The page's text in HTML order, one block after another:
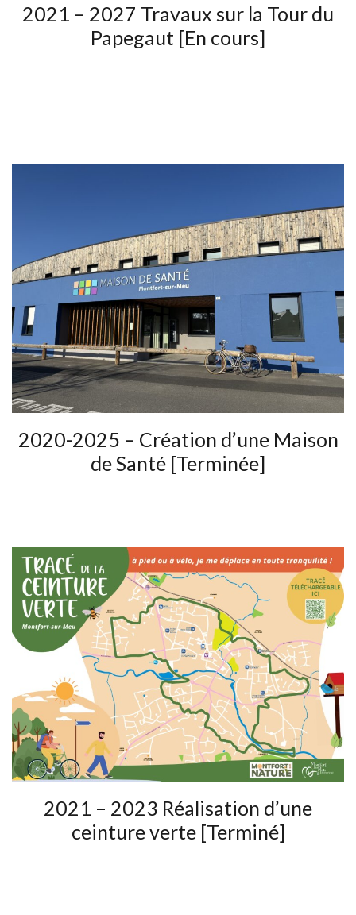
2021 – 2027 Travaux sur la Tour du
Papegaut [En cours]
2020-2025 – Création d’une Maison
de Santé [Terminée]
2021 – 2023 Réalisation d’une
ceinture verte [Terminé]